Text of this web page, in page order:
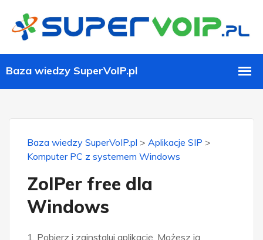
Baza wiedzy SuperVoIP.pl > Aplikacje SIP >
Komputer PC z systemem Windows
ZoIPer free dla
Windows
1. Pobierz i zainstaluj aplikację. Możesz ją